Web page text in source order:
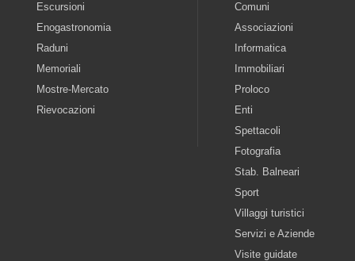
Escursioni
Enogastronomia
Raduni
Memoriali
Mostre-Mercato
Rievocazioni
Comuni
Associazioni
Informatica
Immobiliari
Proloco
Enti
Spettacoli
Fotografia
Stab. Balneari
Sport
Villaggi turistici
Servizi e Aziende
Visite guidate